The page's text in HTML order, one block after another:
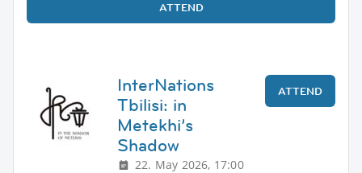
ATTEND
InterNations
Tbilisi: in
Metekhi’s
Shadow
22. May 2026, 17:00
ATTEND